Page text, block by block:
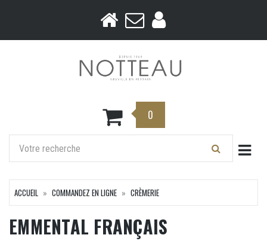
0
ACCUEIL COMMANDEZ EN LIGNE CRÈMERIE
EMMENTAL FRANÇAIS